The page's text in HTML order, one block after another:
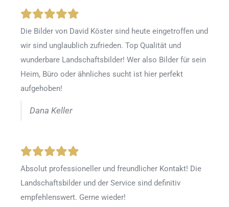
Die Bilder von David Köster sind heute eingetroffen und
wir sind unglaublich zufrieden. Top Qualität und
wunderbare Landschaftsbilder! Wer also Bilder für sein
Heim, Büro oder ähnliches sucht ist hier perfekt
aufgehoben!
Dana Keller
Absolut professioneller und freundlicher Kontakt! Die
Landschaftsbilder und der Service sind definitiv
empfehlenswert. Gerne wieder!